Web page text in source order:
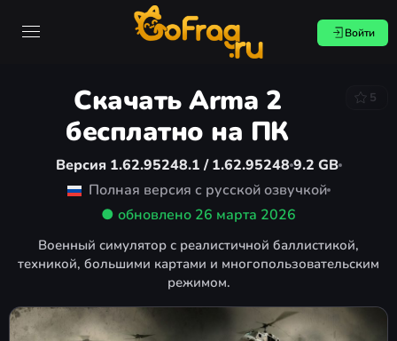
Войти
Скачать Arma 2
бесплатно на ПК
5
Версия 1.62.95248.1 / 1.62.95248 9.2 GB
Полная версия с русской озвучкой
● обновлено 26 марта 2026
Военный симулятор с реалистичной баллистикой,
техникой, большими картами и многопользовательским
режимом.